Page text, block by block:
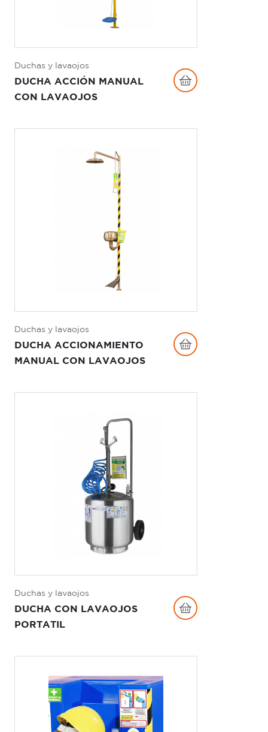
Duchas y lavaojos
DUCHA ACCIÓN MANUAL
CON LAVAOJOS
Duchas y lavaojos
DUCHA ACCIONAMIENTO
MANUAL CON LAVAOJOS
Duchas y lavaojos
DUCHA CON LAVAOJOS
PORTATIL